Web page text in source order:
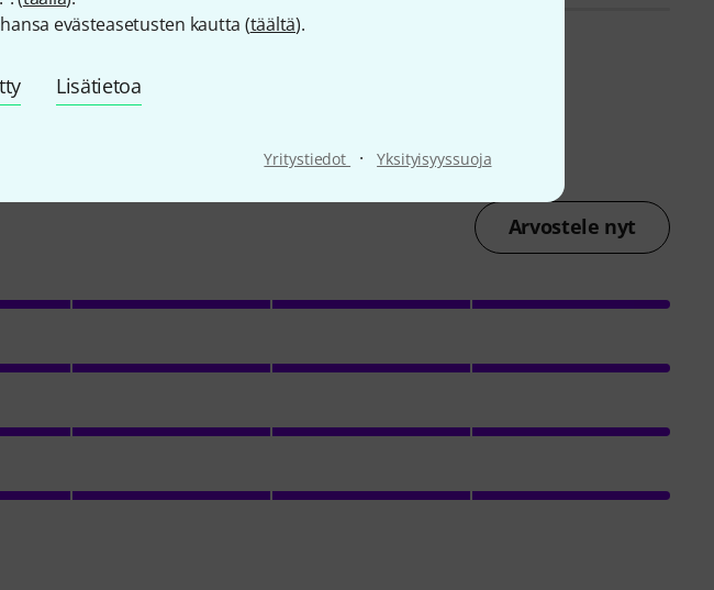
evästeasetusten kautta (täältä).
Lisätietoa
Yritystiedot · Yksityisyyssuoja
Arvostele nyt